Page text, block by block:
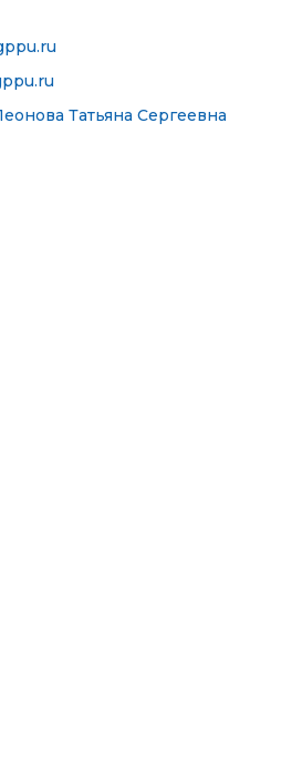
Татьяна Сергеевна